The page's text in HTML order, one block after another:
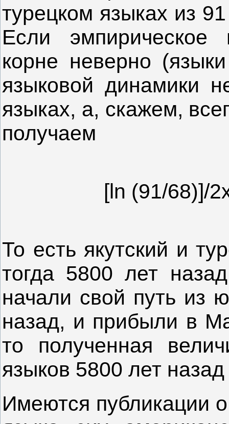
турецком языках из
Если эмпирическое
корне неверно
языковой динамики
языках, а, скажем,
получаем
[ln (91/68)]/
То есть якутский и
тогда 5800 лет
начали свой путь из
назад, и прибыли в
то полученная
языков 5800 лет
Имеются публикации